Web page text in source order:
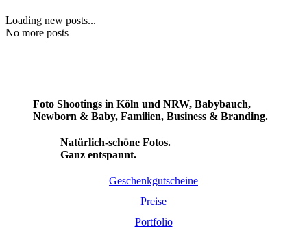
Loading new posts...
No more posts
Foto Shootings in Köln und NRW, Babybauch,
Newborn & Baby, Familien, Business & Branding.
Natürlich-schöne Fotos.
Ganz entspannt.
Geschenkgutscheine
Preise
Portfolio